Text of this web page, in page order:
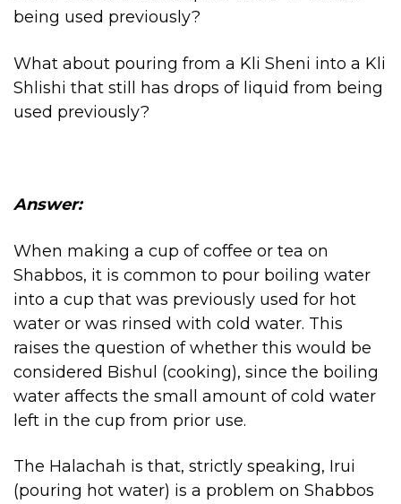
being used previously?
What about pouring from a Kli Sheni into a Kli
Shlishi that still has drops of liquid from being
used previously?
Answer:
When making a cup of coffee or tea on
Shabbos, it is common to pour boiling water
into a cup that was previously used for hot
water or was rinsed with cold water. This
raises the question of whether this would be
considered Bishul (cooking), since the boiling
water affects the small amount of cold water
left in the cup from prior use.
The Halachah is that, strictly speaking, Irui
(pouring hot water) is a problem on Shabbos